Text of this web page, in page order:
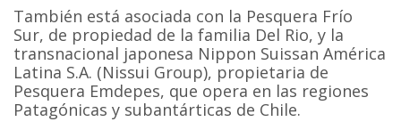
También está asociada con la Pesquera Frío
Sur, de propiedad de la familia Del Rio, y la
transnacional japonesa Nippon Suissan América
Latina S.A. (Nissui Group), propietaria de
Pesquera Emdepes, que opera en las regiones
Patagónicas y subantárticas de Chile.